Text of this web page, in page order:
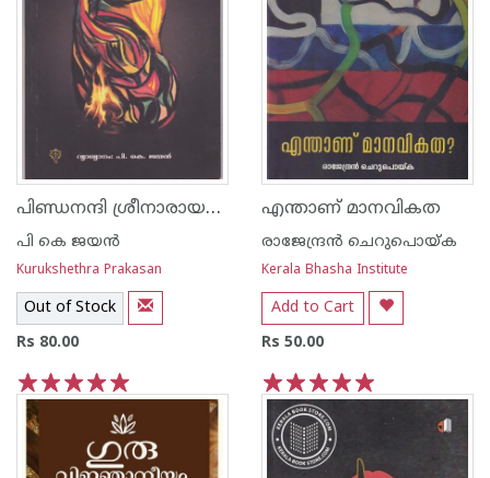
പിണ്ഡനന്ദി ശ്രീനാരായണഗുരു
പി കെ ജയന്‍
Kurukshethra Prakasan
Out of Stock
Rs 80.00
5
4
3
2
എന്താണ് മാനവികത
രാജേന്ദ്രന്‍ ചെറുപൊയ്ക
Kerala Bhasha Institute
Add to Cart
Rs 50.00
5
4
3
2
1